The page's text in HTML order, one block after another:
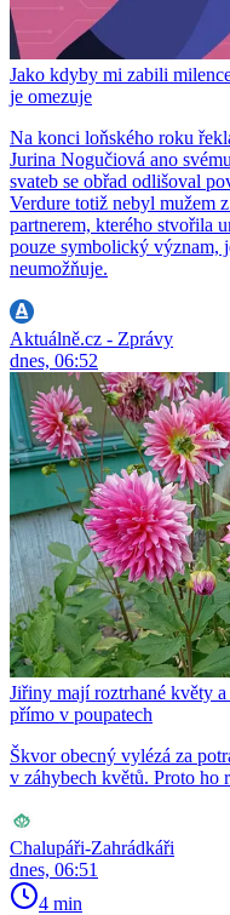
Jako kdyby mi zabili
je omezuje
Na konci loňského roku
Jurina Nogučiová ano
svateb se obřad odlišoval
Verdure totiž nebyl mužem
partnerem, kterého stvořila
pouze symbolický význam,
neumožňuje.
Aktuálně.cz - Zprávy
dnes, 06:52
Jiřiny mají roztrhané květy
přímo v poupatech
Škvor obecný vylézá za
v záhybech květů. Proto ho
Chalupáři-Zahrádkáři
dnes, 06:51
4 min